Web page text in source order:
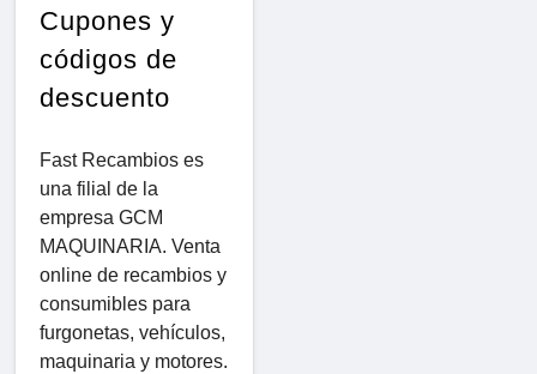
Cupones y
códigos de
descuento
Fast Recambios es
una filial de la
empresa GCM
MAQUINARIA. Venta
online de recambios y
consumibles para
furgonetas, vehículos,
maquinaria y motores.